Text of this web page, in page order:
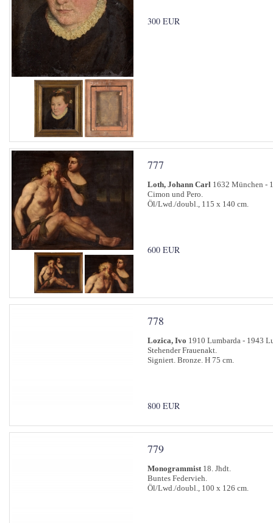
300 EUR
777
Loth, Johann Carl 1632 München -
Cimon und Pero.
Öl/Lwd./doubl., 115 x 140 cm.
600 EUR
778
Lozica, Ivo 1910 Lumbarda - 1943
Stehender Frauenakt.
Signiert. Bronze. H 75 cm.
800 EUR
779
Monogrammist18. Jhdt.
Buntes Federvieh.
Öl/Lwd./doubl., 100 x 126 cm.